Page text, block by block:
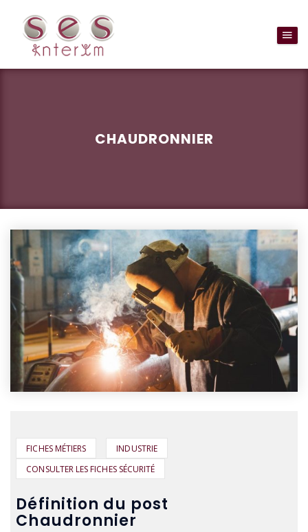
CHAUDRONNIER
FICHES MÉTIERS
INDUSTRIE
CONSULTER LES FICHES SÉCURITÉ
Définition du post
Chaudronnier